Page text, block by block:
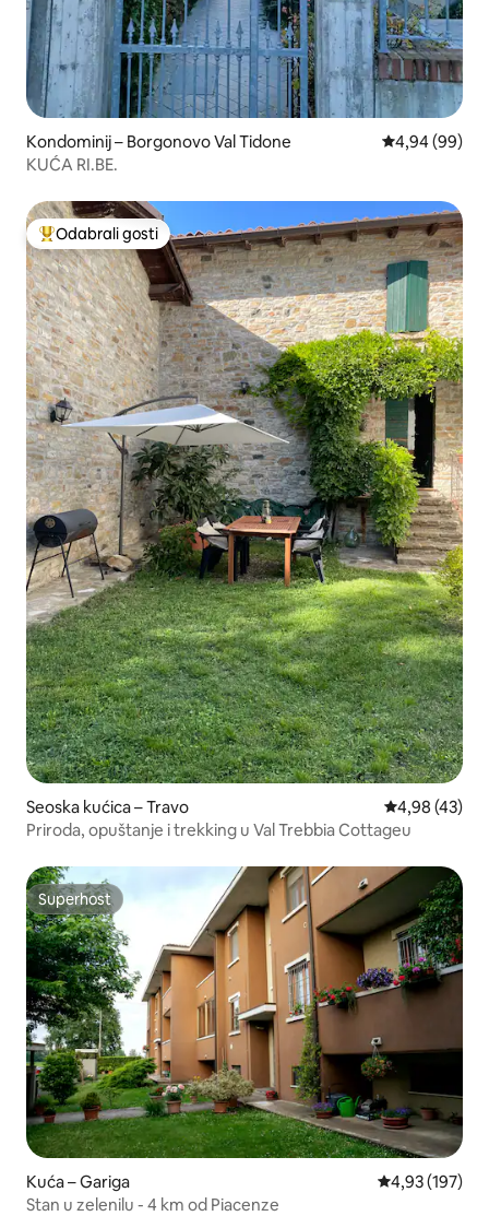
Kondominij – Borgonovo Val Tidone Prosječna
4,94 (99)
KUĆA RI.BE.
Među najviše rangiranima s oznakom „Odabrali gosti”
Odabrali gosti
Seoska kućica – Travo Prosječna
4,98 (43)
Priroda, opuštanje i trekking u Val Trebbia Cottageu
Superhost
Superhost
Kuća – Gariga Prosječna
4,93 (197)
Stan u zelenilu - 4 km od Piacenze